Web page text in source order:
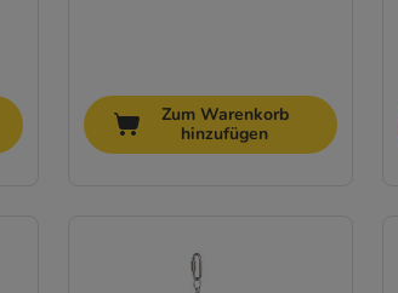
Zum Warenkorb
hinzufügen